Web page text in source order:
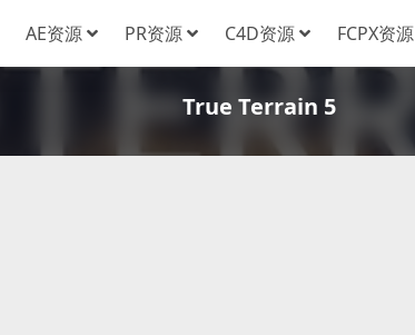
AE资源 PR资源 C4D资源 FCPX资源
True Terrain 5